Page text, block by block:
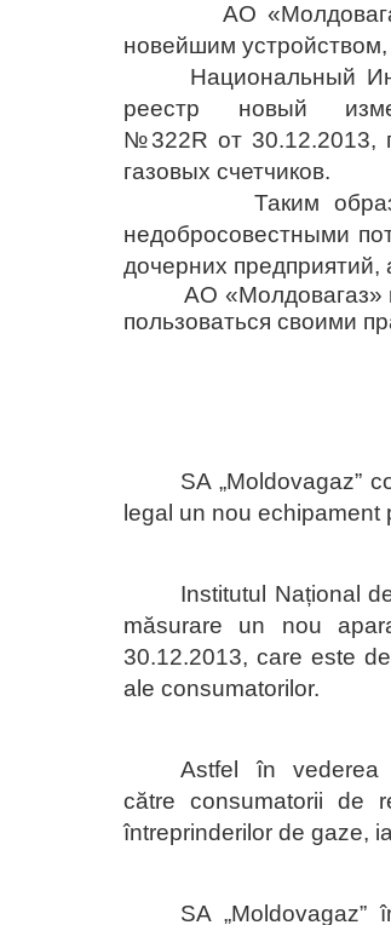
АО
новейшим устройством,
Национальный
реестр новый
№322R от 30.12.2013,
газовых счетчиков.
Таким образом,
недобросовестными
дочерних предприятий,
АО «Молдовагаз»
пользоваться своими
SA „Moldovagaz”
legal un nou echipament
Institutul Național
măsurare un nou
30.12.2013, care este
ale consumatorilor.
Astfel în vederea
către consumatorii de
întreprinderilor de gaze,
SA